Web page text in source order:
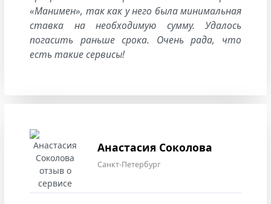
«Манимен», так как у него была минимальная
ставка на необходимую сумму. Удалось
погасить раньше срока. Очень рада, что
есть такие сервисы!
Анастасия Соколова
Санкт-Петербург